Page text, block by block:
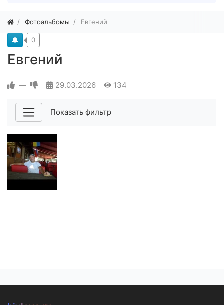
Фотоальбомы Евгений
Евгений
0
— 29.03.2026 134
Показать фильтр